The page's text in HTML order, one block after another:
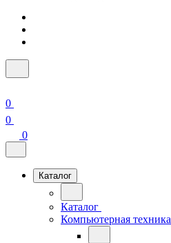
0
0
0
Каталог
Каталог
Компьютерная техника